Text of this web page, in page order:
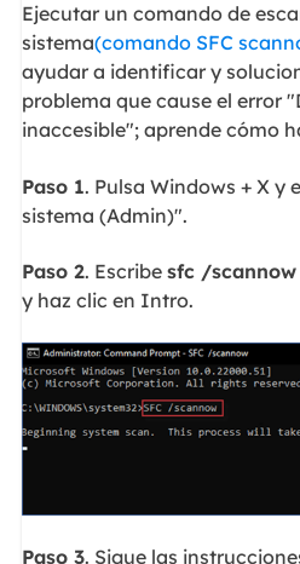
Ejecutar un comando de
sistema(comando SFC
ayudar a identificar y
problema que cause el error
inaccesible"; aprende cómo
Paso 1. Pulsa Windows + X y
sistema (Admin)".
Paso 2. Escribe sfc /scannow
y haz clic en Intro.
Paso 3. Sigue las